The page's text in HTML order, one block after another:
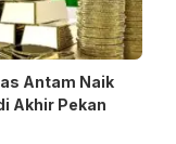
Antam Naik
Akhir Pekan